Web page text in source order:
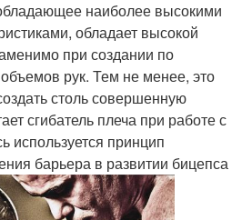
наиболее высокими
обладает высокой
при создании по
рук. Тем не менее, это
столь совершенную
сгибатель плеча при работе с
используется принцип
барьера в развитии бицепса